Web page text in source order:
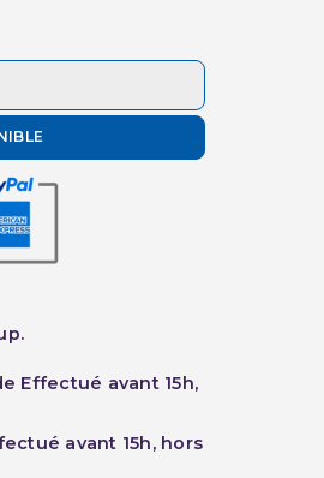
Effectué avant 15h,
avant 15h, hors